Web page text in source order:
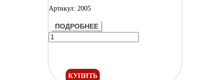
Артикул: 2005
ПОДРОБНЕЕ
КУПИТЬ